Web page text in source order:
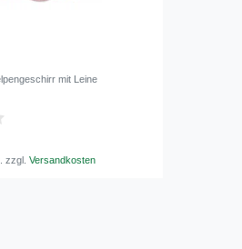
mit Leine
zzgl.Versandkosten